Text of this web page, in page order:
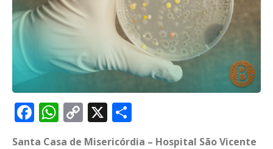
Facebook
WhatsApp
Copy
Link
X
Santa Casa de Misericórdia – Hospital São Vicente